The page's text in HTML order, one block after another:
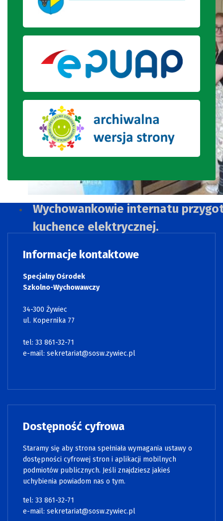
Wychowankowie internatu
kuchence elektrycznej.
Informacje kontaktowe
Specjalny Ośrodek
Szkolno-Wychowawczy
34-300 Żywiec
ul. Kopernika 77
tel: 33 861-32-71
e-mail: sekretariat@sosw.zywiec.pl
Dostępność cyfrowa
Staramy się aby strona spełniała wymagania ustawy o
dostępności cyfrowej stron i aplikacji mobilnych
podmiotów publicznych. Jeśli znajdziesz jakieś
uchybienia powiadom nas o tym.
tel: 33 861-32-71
e-mail: sekretariat@sosw.zywiec.pl